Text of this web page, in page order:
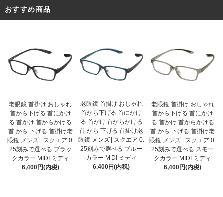
おすすめ商品
老眼鏡 首掛け おしゃれ
首から下げる 首にかけ
る 首かけ 首からかける
首 から 下げる 首掛け老
眼鏡 メンズ | スクエア 0.
25刻みで選べる ブラッ
クカラー MIDI ミディ
6,400円(内税)
老眼鏡 首掛け おしゃれ
首から下げる 首にかけ
る 首かけ 首からかける
首 から 下げる 首掛け老
眼鏡 メンズ | スクエア 0.
25刻みで選べる ブルー
カラー MIDI ミディ
6,400円(内税)
老眼鏡 首掛け おしゃれ
首から下げる 首にかけ
る 首かけ 首からかける
首 から 下げる 首掛け老
眼鏡 メンズ | スクエア 0.
25刻みで選べる スモー
クカラー MIDI ミディ
6,400円(内税)